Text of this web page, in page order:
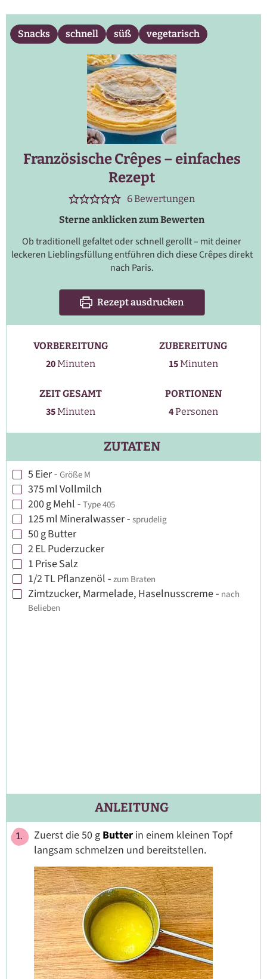
Snacks schnell süß vegetarisch
Französische Crêpes – einfaches
Rezept
6Bewertungen
Sterne anklicken zum Bewerten
Ob traditionell gefaltet oder schnell gerollt – mit deiner
leckeren Lieblingsfüllung entführen dich diese Crêpes direkt
nach Paris.
Rezept ausdrucken
VORBEREITUNG
20Minuten
Minuten
ZUBEREITUNG
15Minuten
Minuten
ZEIT GESAMT
35Minuten
Minuten
PORTIONEN
4Personen
ZUTATEN
▢
5 Eier- Größe M
▢
375 mlVollmilch
▢
200gMehl - Type 405
▢
125 ml Mineralwasser- sprudelig
▢
50gButter
▢
2ELPuderzucker
▢
1 PriseSalz
▢
1/2TLPflanzenöl - zum Braten
▢
Zimtzucker, Marmelade, Haselnusscreme - nach
Belieben
ANLEITUNG
Zuerst die 50 g Butter in einem kleinen Topf
langsam schmelzen und bereitstellen.